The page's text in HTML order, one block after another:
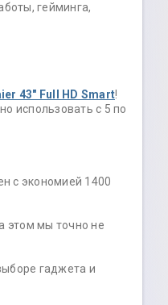
гейминга,
43" Full HD Smart!
использовать с 5 по
с экономией 1400
этом мы точно не
гаджета и